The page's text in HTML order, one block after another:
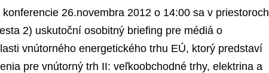
26.novembra 2012 o 14:00 sa v priestoroch
2) uskutoční osobitný briefing pre médiá o
vnútorného energetického trhu EÚ, ktorý predstaví
pre vnútorný trh II: veľkoobchodné trhy, elektrina a